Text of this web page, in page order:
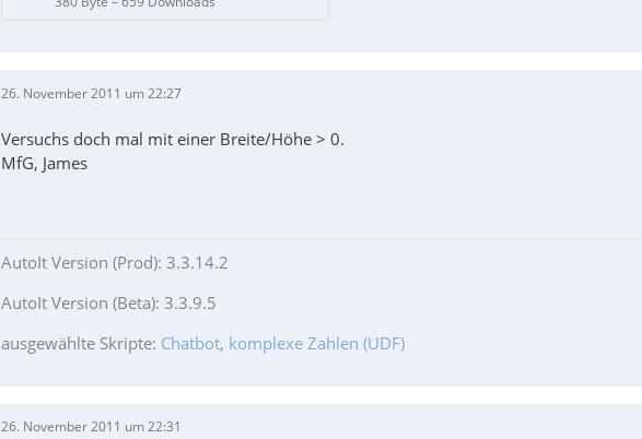
26. November 2011 um 22:27
Versuchs doch mal mit einer Breite/Höhe > 0.
MfG, James
AutoIt Version (Prod): 3.3.14.2
AutoIt Version (Beta): 3.3.9.5
ausgewählte Skripte: Chatbot, komplexe Zahlen (UDF)
26. November 2011 um 22:31